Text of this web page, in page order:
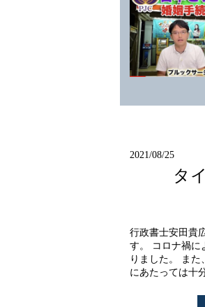
2021/08/25
タ
行政書士安田貴
す。 コロナ禍に
りました。 ま
にあたっては十